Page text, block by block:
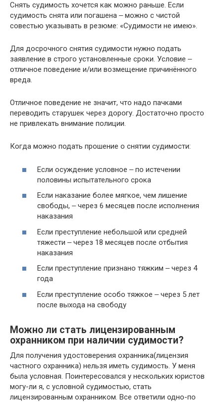
Снять судимость хочется как можно раньше. Если
судимость снята или погашена ‒ можно с чистой
совестью указывать в резюме: «Судимости не имею».
Для досрочного снятия судимости нужно подать
заявление в строго установленные сроки. Условие ‒
отличное поведение и/или возмещение причинённого
вреда.
Отличное поведение не значит, что надо пачками
переводить старушек через дорогу. Достаточно просто
не привлекать внимание полиции.
Когда можно подать прошение о снятии судимости:
Если осуждение условное ‒ по истечении
половины испытательного срока
Если наказание более мягкое, чем лишение
свободы, ‒ через 6 месяцев после исполнения
наказания
Если преступление небольшой или средней
тяжести ‒ через 18 месяцев после отбытия
наказания
Если преступление признано тяжким ‒ через 4
года
Если преступление особо тяжкое ‒ через 5 лет
после выхода на свободу
Можно ли стать лицензированным
охранником при наличии судимости?
Для получения удостоверения охранника(лицензия
частного охранника) нельзя иметь судимость. У меня
была условная. Поинтересовался у нескольких юристов
могу-ли я, с условной судимостью, стать
лицензированным охранником. Все ответили одно-по